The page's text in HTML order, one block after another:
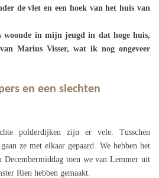
de vlet en een hoek van het huis van
woonde in mijn jeugd in dat hoge huis,
Marius Visser, wat ik nog ongeveer
en een slechten
polderdijken zijn er vele. Tusschen
ze met elkaar gepaard. We hebben het
Decembermiddag toen we van Lemmer uit
Rien hebben gemaakt.